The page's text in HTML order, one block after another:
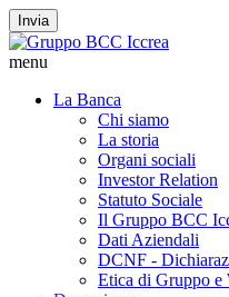
Invia
menu
La Banca
Chi siamo
La storia
Organi sociali
Investor Relation
Statuto Sociale
Il Gruppo BCC
Dati Aziendali
DCNF -
Etica di Gruppo